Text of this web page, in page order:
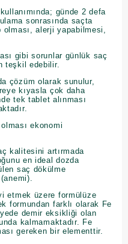
günde 2 defa
sonrasında saçta
alerji yapabilmesi,
gibi sorunlar günlük saç
teşkil edebilir.
çözüm olarak sunulur,
kıyasla çok daha
tek tablet alınması
ekonomi
kalitesini artırmada
en ideal dozda
saç dökülme
etmek üzere formülüze
formundan farklı olarak Fe
demir eksikliği olan
kalmamaktadır. Fe
gereken bir elementtir.